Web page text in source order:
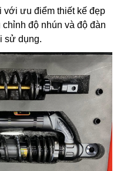
với ưu điểm thiết kế đẹp
độ nhún và độ đàn
sử dụng.